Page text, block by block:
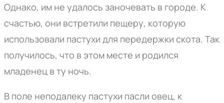
Однако, им не удалось заночевать в городе. К
счастью, они встретили пещеру, которую
использовали пастухи для передержки скота. Так
получилось, что в этом месте и родился
младенец в ту ночь.
В поле неподалеку пастухи пасли овец, к